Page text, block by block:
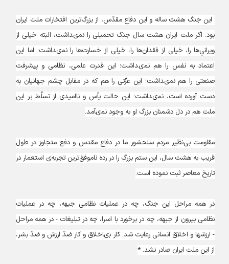
اين جنگ هشت ساله و اين دفاع مقدّس، از بزرگ‌ترين افتخارات ملت ايران
بود. اگر ملت ايران هشت سال جنگ تحميلى را نمى‏داشت، البته خيلى از
ويراني‌ها را، خيلى از فقدان‌ها را، خيلى از خسارت‌ها را نمى‏داشت؛ اما اين
اعتماد به نفس را هم نمى‏داشت؛ اين قدرت علمى، نظامى و پيشرفت
صنعتى را هم نمى‏داشت؛ اين عزّتى را هم كه در مقابل چشم جهانيان به
دست آورده است، نمى‏داشت؛ اين حالت يأس و نااميدى از تسلّط بر اين
ملت هم در دل دشمنان بزرگ او به وجود نمى‏آمد.
مقاومت بى‌نظير مردم سلحشور ما در دفاع مقدس و دفع متجاوز در طول
قريب به هشت سال، اين ستم بزرگ را در رده ناموفق‌ترين تجربه‌ى استعمار در
تاريخ معاصر ثبت نموده است.
در همه مراحل اين جنگ، چه در عمليات نظامى جبهه، چه در عمليات
نظامى بيرون از جبهه، چه در برخورد با اسرا، چه در تبليغات - در همه مراحل
- ارزشها و اخلاق انسانى رعايت شد. كار بى‏اخلاق و كار ضدّ ارزش و ضدّ بشر،
از اين ملت ايران صادر نشد. *